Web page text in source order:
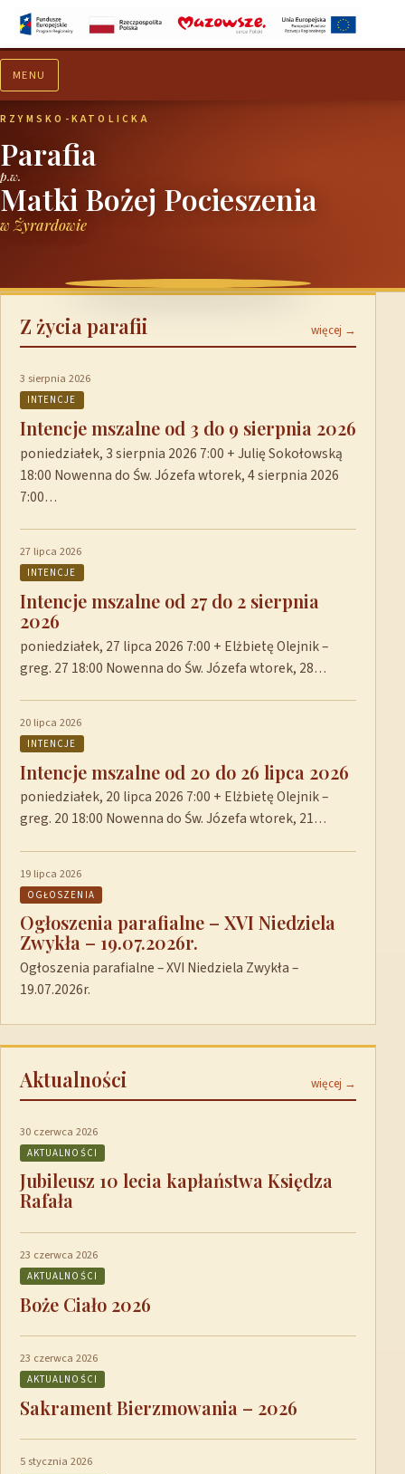
MENU
RZYMSKO-KATOLICKA
Parafia
p.w.
Matki Bożej Pocieszenia
w Żyrardowie
Z życia parafii więcej →
3 sierpnia 2026
INTENCJE
Intencje mszalne od 3 do 9 sierpnia 2026
poniedziałek, 3 sierpnia 2026 7:00 + Julię Sokołowską
18:00 Nowenna do Św. Józefa wtorek, 4 sierpnia 2026
7:00…
27 lipca 2026
INTENCJE
Intencje mszalne od 27 do 2 sierpnia
2026
poniedziałek, 27 lipca 2026 7:00 + Elżbietę Olejnik –
greg. 27 18:00 Nowenna do Św. Józefa wtorek, 28…
20 lipca 2026
INTENCJE
Intencje mszalne od 20 do 26 lipca 2026
poniedziałek, 20 lipca 2026 7:00 + Elżbietę Olejnik –
greg. 20 18:00 Nowenna do Św. Józefa wtorek, 21…
19 lipca 2026
OGŁOSZENIA
Ogłoszenia parafialne – XVI Niedziela
Zwykła – 19.07.2026r.
Ogłoszenia parafialne – XVI Niedziela Zwykła –
19.07.2026r.
Aktualności więcej →
30 czerwca 2026
AKTUALNOŚCI
Jubileusz 10 lecia kapłaństwa Księdza
Rafała
23 czerwca 2026
AKTUALNOŚCI
Boże Ciało 2026
23 czerwca 2026
AKTUALNOŚCI
Sakrament Bierzmowania – 2026
5 stycznia 2026